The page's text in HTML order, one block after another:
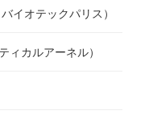
イオテックパリス）
ィカルアーネル）